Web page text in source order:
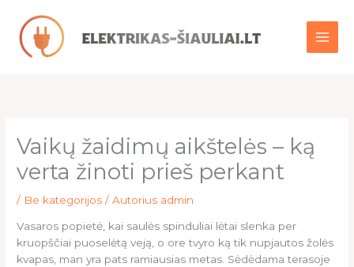
turinio
Vaikų žaidimų aikštelės – ką
verta žinoti prieš perkant
/ Be kategorijos / Autorius admin
Vasaros popietė, kai saulės spinduliai lėtai slenka per
kruopščiai puoselėtą veją, o ore tvyro ką tik nupjautos žolės
kvapas, man yra pats ramiausias metas. Sėdėdama terasoje